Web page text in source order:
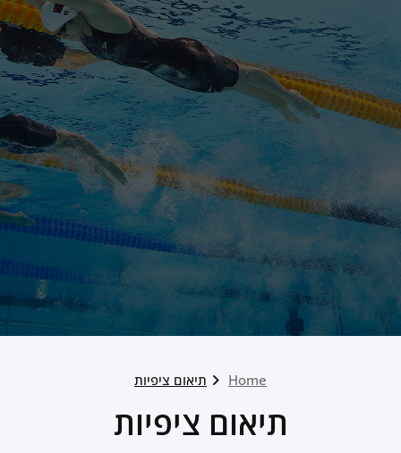
Home תיאום ציפיות
תיאום ציפיות